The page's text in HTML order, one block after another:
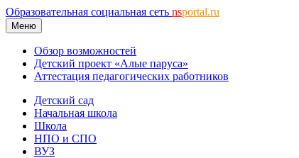
Образовательная социальная сеть nsportal.ru
Меню
Обзор возможностей
Детский проект «Алые паруса»
Аттестация педагогических работников
Детский сад
Начальная школа
Школа
НПО и СПО
ВУЗ